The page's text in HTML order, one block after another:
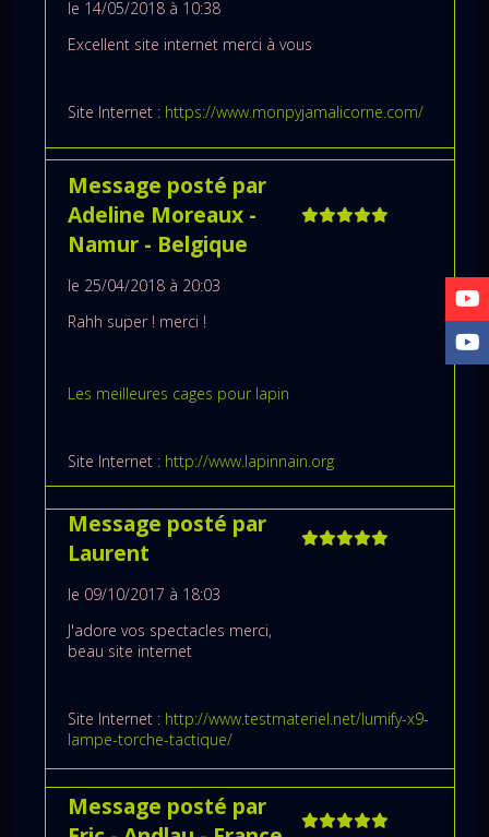
le 14/05/2018 à 10:38
Excellent site internet merci à vous
Site Internet : https://www.monpyjamalicorne.com/
Message posté par
Adeline Moreaux -
Namur - Belgique
le 25/04/2018 à 20:03
Rahh super ! merci !
Les meilleures cages pour lapin
Site Internet : http://www.lapinnain.org
Message posté par
Laurent
le 09/10/2017 à 18:03
J'adore vos spectacles merci,
beau site internet
Site Internet : http://www.testmateriel.net/lumify-x9-
lampe-torche-tactique/
Message posté par